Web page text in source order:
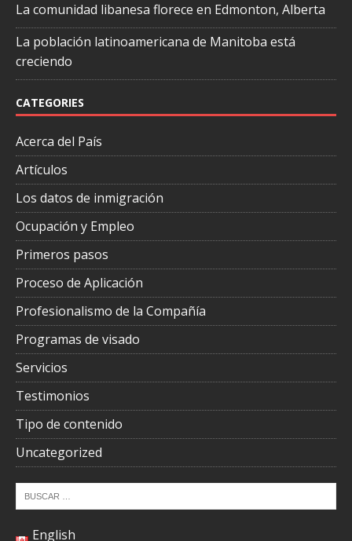
La comunidad libanesa florece en Edmonton, Alberta
La población latinoamericana de Manitoba está
creciendo
CATEGORIES
Acerca del País
Artículos
Los datos de inmigración
Ocupación y Empleo
Primeros pasos
Proceso de Aplicación
Profesionalismo de la Compañía
Programas de visado
Servicios
Testimonios
Tipo de contenido
Uncategorized
English